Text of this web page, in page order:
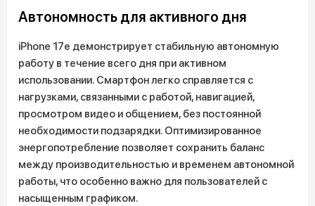
Автономность для активного дня
iPhone 17e демонстрирует стабильную автономную
работу в течение всего дня при активном
использовании. Смартфон легко справляется с
нагрузками, связанными с работой, навигацией,
просмотром видео и общением, без постоянной
необходимости подзарядки. Оптимизированное
энергопотребление позволяет сохранить баланс
между производительностью и временем автономной
работы, что особенно важно для пользователей с
насыщенным графиком.